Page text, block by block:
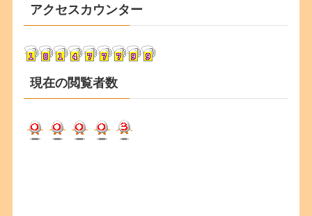
カ
イ
アクセスカウンター
現在の閲覧者数